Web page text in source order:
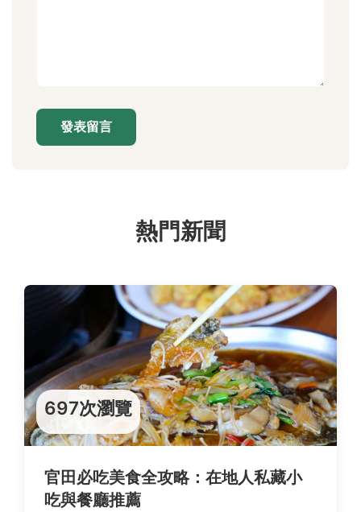
發表留言
熱門新聞
697次瀏覽
官田必吃美食全攻略：在地人私藏小
吃與餐廳推薦